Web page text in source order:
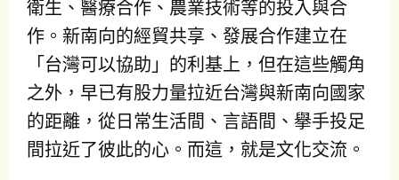
衛生、醫療合作、農業技術等的投入與合
作。新南向的經貿共享、發展合作建立在
「台灣可以協助」的利基上，但在這些觸角
之外，早已有股力量拉近台灣與新南向國家
的距離，從日常生活間、言語間、擧手投足
間拉近了彼此的心。而這，就是文化交流。